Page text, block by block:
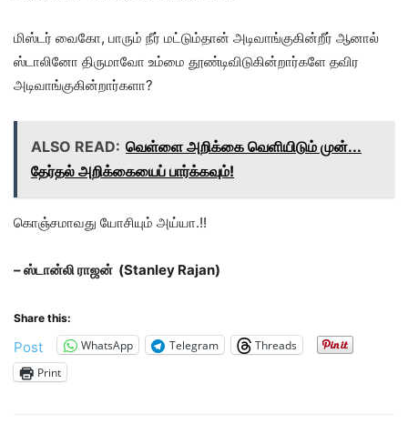
மிஸ்டர் வைகோ, பாரும் நீர் மட்டும்தான் அடிவாங்குகின்றீர் ஆனால்
ஸ்டாலினோ திருமாவோ உம்மை தூண்டிவிடுகின்றார்களே தவிர
அடிவாங்குகின்றார்களா?
ALSO READ: வெள்ளை அறிக்கை வெளியிடும் முன்...
தேர்தல் அறிக்கையைப் பார்க்கவும்!
கொஞ்சமாவது யோசியும் அய்யா.!!
– ஸ்டான்லி ராஜன் (Stanley Rajan)
Share this:
Post WhatsApp Telegram
Threads
Print